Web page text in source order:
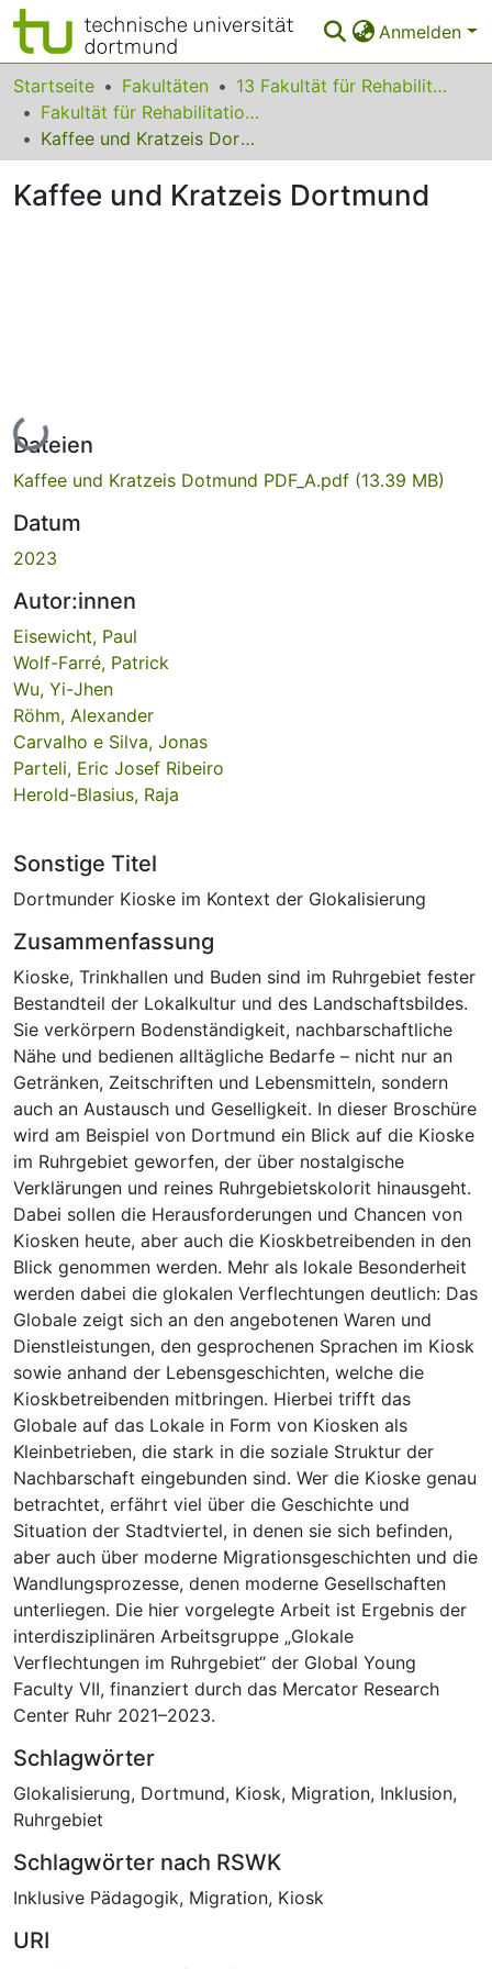
Anmelden
Bereiche & Sammlungen
Das gesamte Repositorium
Startseite Fakultäten
13 Fakultät für Rehabilitationswissenschaften
Fakultät für Rehabilitationswissenschaften
Kaffee und Kratzeis Dortmund
Kaffee und Kratzeis Dortmund
Lade...
Dateien
Kaffee und Kratzeis Dotmund PDF_A.pdf (13.39 MB)
Datum
2023
Autor:innen
Eisewicht, Paul
Wolf-Farré, Patrick
Wu, Yi-Jhen
Röhm, Alexander
Carvalho e Silva, Jonas
Parteli, Eric Josef Ribeiro
Herold-Blasius, Raja
Sonstige Titel
Dortmunder Kioske im Kontext der Glokalisierung
Zusammenfassung
Kioske, Trinkhallen und Buden sind im Ruhrgebiet fester
Bestandteil der Lokalkultur und des Landschaftsbildes.
Sie verkörpern Bodenständigkeit, nachbarschaftliche
Nähe und bedienen alltägliche Bedarfe – nicht nur an
Getränken, Zeitschriften und Lebensmitteln, sondern
auch an Austausch und Geselligkeit. In dieser Broschüre
wird am Beispiel von Dortmund ein Blick auf die Kioske
im Ruhrgebiet geworfen, der über nostalgische
Verklärungen und reines Ruhrgebietskolorit hinausgeht.
Dabei sollen die Herausforderungen und Chancen von
Kiosken heute, aber auch die Kioskbetreibenden in den
Blick genommen werden. Mehr als lokale Besonderheit
werden dabei die glokalen Verflechtungen deutlich: Das
Globale zeigt sich an den angebotenen Waren und
Dienstleistungen, den gesprochenen Sprachen im Kiosk
sowie anhand der Lebensgeschichten, welche die
Kioskbetreibenden mitbringen. Hierbei trifft das
Globale auf das Lokale in Form von Kiosken als
Kleinbetrieben, die stark in die soziale Struktur der
Nachbarschaft eingebunden sind. Wer die Kioske genau
betrachtet, erfährt viel über die Geschichte und
Situation der Stadtviertel, in denen sie sich befinden,
aber auch über moderne Migrationsgeschichten und die
Wandlungsprozesse, denen moderne Gesellschaften
unterliegen. Die hier vorgelegte Arbeit ist Ergebnis der
interdisziplinären Arbeitsgruppe „Glokale
Verflechtungen im Ruhrgebiet“ der Global Young
Faculty VII, finanziert durch das Mercator Research
Center Ruhr 2021–2023.
Schlagwörter
Glokalisierung, Dortmund, Kiosk, Migration, Inklusion,
Ruhrgebiet
Schlagwörter nach RSWK
Inklusive Pädagogik, Migration, Kiosk
URI